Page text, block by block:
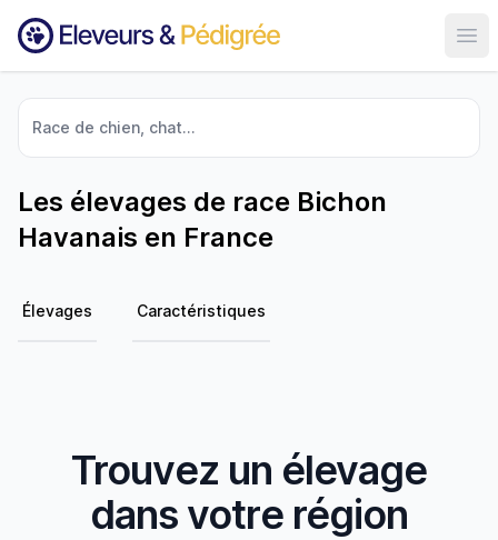
Race de chien, chat...
Les élevages de race Bichon
Havanais en France
Élevages Caractéristiques
Trouvez un élevage
dans votre région